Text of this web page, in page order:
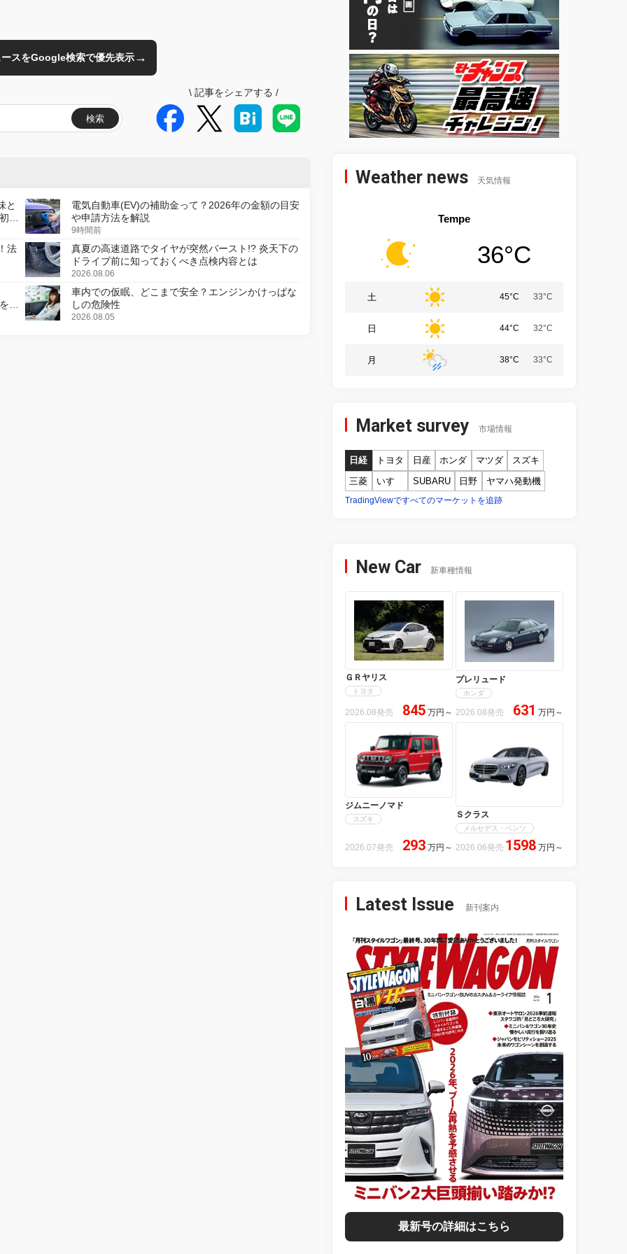
スをGoogle検索で優先表示→
検索
\ 記事をシェアする /
と
の
電気自動車(EV)の補助金って？2026年の金額の目安
や申請方法を解説
9時間前
法
真夏の高速道路でタイヤが突然バースト!? 炎天下の
ドライブ前に知っておくべき点検内容とは
2026.08.06
変
車内での仮眠、どこまで安全？エンジンかけっぱな
しの危険性
2026.08.05
Weather news 天気情報
Tempe
36°C
土 45°C 33°C
日 44°C 32°C
月 38°C 33°C
Market survey 市場情報
日経 トヨタ 日産 ホンダ マツダ
スズキ
三菱
いすゞ SUBARU 日野 ヤマハ発動機
TradingViewですべてのマーケットを追跡
New Car 新車種情報
ＧＲヤリス
トヨタ
2026.08発売 845 万円 ～
プレリュード
ホンダ
2026.08発売 631 万円 ～
ジムニーノマド
スズキ
2026.07発売 293 万円 ～
Ｓクラス
メルセデス・ベンツ
2026.06発売 1598 万円 ～
Latest Issue 新刊案内
最新号の詳細はこちら